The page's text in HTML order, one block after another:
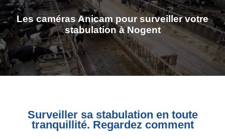
Les caméras Anicam pour surveiller votre
stabulation à Nogent
Surveiller sa stabulation en toute
tranquillité. Regardez comment